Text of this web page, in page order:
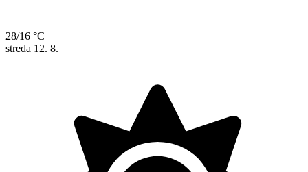
28/16 °C
streda 12. 8.